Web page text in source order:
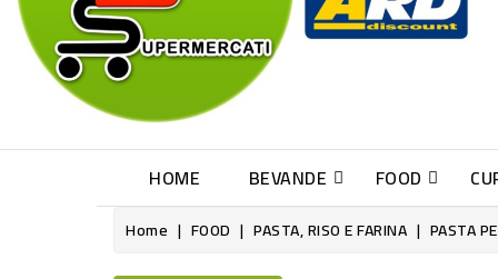
HOME BEVANDE FOOD
Home FOOD PASTA, RISO E FARINA PASTA